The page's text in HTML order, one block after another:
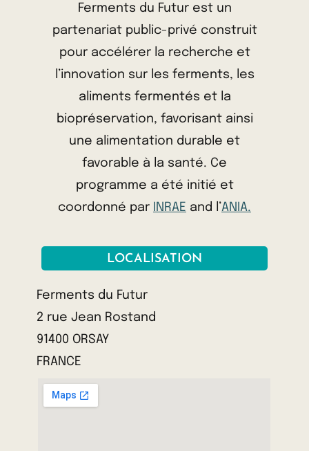
Ferments du Futur est un
partenariat public-privé construit
pour accélérer la recherche et
l’innovation sur les ferments, les
aliments fermentés et la
biopréservation, favorisant ainsi
une alimentation durable et
favorable à la santé. Ce
programme a été initié et
coordonné par
INRAE and l’ANIA.
LOCALISATION
Ferments du Futur
2 rue Jean Rostand
91400 ORSAY
FRANCE